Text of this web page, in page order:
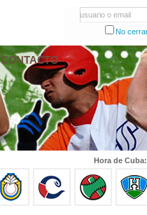
usuario o email
No
CONTACTO
Hora de